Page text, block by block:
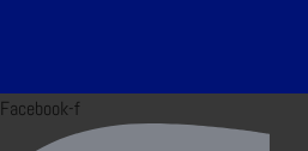
Facebook-f